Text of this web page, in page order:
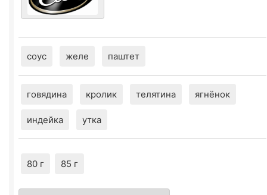
соус желе паштет
говядина кролик телятина ягнёнок
индейка утка
80 г 85 г